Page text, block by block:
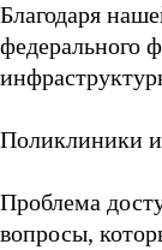
Благодаря
федерального
Поликлиники
Проблема
вопросы,